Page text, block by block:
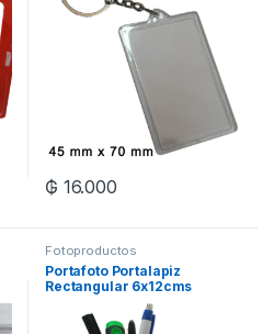
₲ 16.000
Fotoproductos
Portafoto Portalapiz
Rectangular 6x12cms